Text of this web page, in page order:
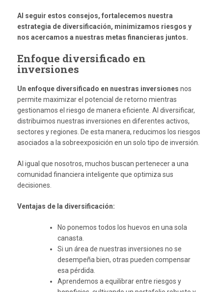
Al seguir estos consejos, fortalecemos nuestra
estrategia de diversificación, minimizamos riesgos y
nos acercamos a nuestras metas financieras juntos.
Enfoque diversificado en
inversiones
Un enfoque diversificado en nuestras inversiones nos
permite maximizar el potencial de retorno mientras
gestionamos el riesgo de manera eficiente. Al diversificar,
distribuimos nuestras inversiones en diferentes activos,
sectores y regiones. De esta manera, reducimos los riesgos
asociados a la sobreexposición en un solo tipo de inversión.
Al igual que nosotros, muchos buscan pertenecer a una
comunidad financiera inteligente que optimiza sus
decisiones.
Ventajas de la diversificación:
No ponemos todos los huevos en una sola
canasta.
Si un área de nuestras inversiones no se
desempeña bien, otras pueden compensar
esa pérdida.
Aprendemos a equilibrar entre riesgos y